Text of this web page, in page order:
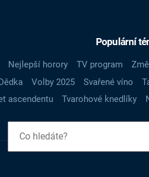
Populární
Nejlepší horory TV program
Volby 2025 Svařené víno
ascendentu
Tvarohové knedlíky